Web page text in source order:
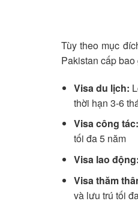
Tùy theo mục
Pakistan cấp bao
Visa du lịch:
thời hạn 3-6
Visa công tác:
tối đa 5 năm
Visa lao động:
Visa thăm
và lưu trú tối